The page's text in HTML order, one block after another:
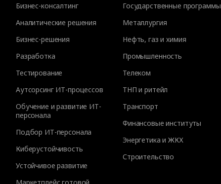
Бизнес-консалтинг
Аналитические решения
Бизнес-решения
Разработка
Тестирование
Аутсорсинг ИТ-процессов
Обучение и развитие ИТ-
персонала
Подбор ИТ-персонала
Киберустойчивость
Устойчивое развитие
Государственные программы
Металлургия
Нефть, газ и химия
Промышленность
Телеком
ТНП и ритейл
Транспорт
Финансовые институты
Энергетика и ЖКХ
Строительство